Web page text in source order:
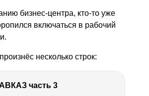
бизнес-центра, кто-то уже
включаться в рабочий
несколько строк:
часть 3